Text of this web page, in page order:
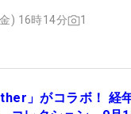
) 16時14分 1
」がコラボ！ 経